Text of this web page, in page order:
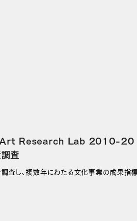
Research Lab 2010-20
査
査し、複数年にわたる文化事業の成果指